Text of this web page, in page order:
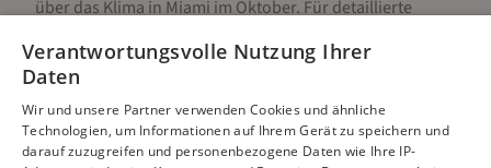
über das Klima in Miami im Oktober. Für detaillierte
Unterschieden, Aktivitäten und Reisetipps besuchen Sie
Verantwortungsvolle Nutzung Ihrer
Daten
Wir und unsere Partner verwenden Cookies und ähnliche
Technologien, um Informationen auf Ihrem Gerät zu speichern und
darauf zuzugreifen und personenbezogene Daten wie Ihre IP-